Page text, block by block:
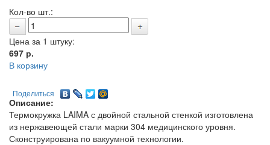
Кол-во шт.:
Цена за 1 штуку:
697 р.
В корзину
Поделиться
Описание:
Термокружка LAIMA с двойной стальной стенкой изготовлена
из нержавеющей стали марки 304 медицинского уровня.
Сконструирована по вакуумной технологии.